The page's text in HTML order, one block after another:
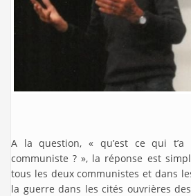
A la question, « qu’est ce qui
communiste ? », la réponse est
tous les deux communistes et dans
la guerre dans les cités ouvrières